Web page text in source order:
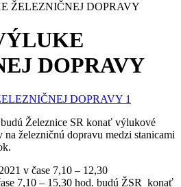
ŽELEZNIČNEJ DOPRAVY
DOPRAVY
Železnice SR konať výlukové
železničnú dopravu medzi stanicami
v čase 7,10 – 12,30
7,10 – 15,30 hod. budú ŽSR konať